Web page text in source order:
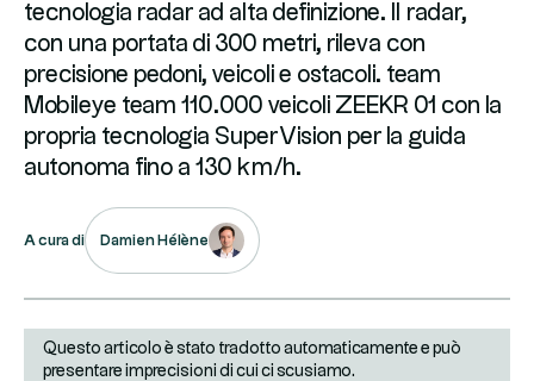
tecnologia radar ad alta definizione. Il radar,
con una portata di 300 metri, rileva con
precisione pedoni, veicoli e ostacoli. team
Mobileye team 110.000 veicoli ZEEKR 01 con la
propria tecnologia SuperVision per la guida
autonoma fino a 130 km/h.
A cura di Damien Hélène
Questo articolo è stato tradotto automaticamente e può
presentare imprecisioni di cui ci scusiamo.